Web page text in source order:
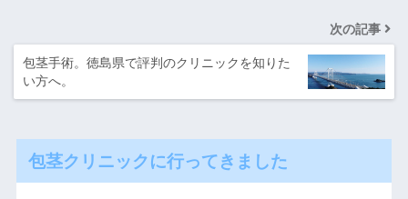
次の記事
包茎手術。徳島県で評判のクリニックを知りた
い方へ。
包茎クリニックに行ってきました